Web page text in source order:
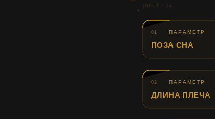
INPUT / 04
01 ПАРАМЕТР
ПОЗА СНА
02 ПАРАМЕТР
ДЛИНА ПЛЕЧА